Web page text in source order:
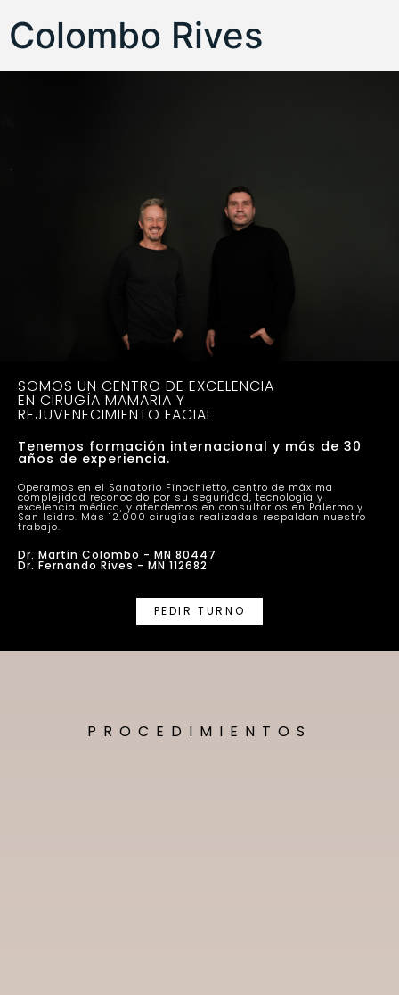
Colombo Rives
SOMOS UN CENTRO DE EXCELENCIA
EN CIRUGÍA MAMARIA Y
REJUVENECIMIENTO FACIAL
Tenemos formación internacional y más de 30
años de experiencia.
Operamos en el Sanatorio Finochietto, centro de máxima
complejidad reconocido por su seguridad, tecnología y
excelencia médica, y atendemos en consultorios en Palermo y
San Isidro. Más 12.000 cirugías realizadas respaldan nuestro
trabajo.
Dr. Martín Colombo - MN 80447
Dr. Fernando Rives - MN 112682
PEDIR TURNO
PROCEDIMIENTOS